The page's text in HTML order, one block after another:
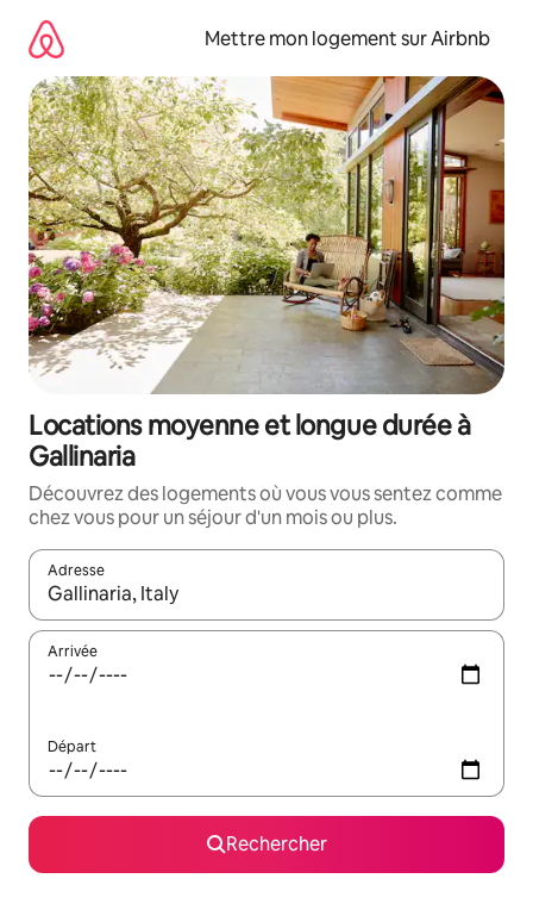
directement
contenu
Mettre mon logement sur Airbnb
Locations moyenne et longue durée à
Gallinaria
Découvrez des logements où vous vous sentez comme
chez vous pour un séjour d'un mois ou plus.
Adresse
Lorsque les résultats s'affichent, utilisez les flèches vers le
Arrivée
Départ
Rechercher